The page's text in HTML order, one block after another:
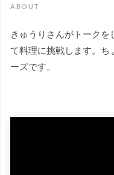
ABOUT
きゅうりさんがトーク
て料理に挑戦します。ち
ーズです。